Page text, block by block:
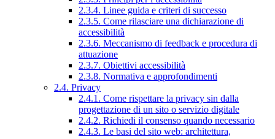
2.3.4. Linee guida e criteri di successo
2.3.5. Come rilasciare una dichiarazione di
accessibilità
2.3.6. Meccanismo di feedback e procedura di
attuazione
2.3.7. Obiettivi accessibilità
2.3.8. Normativa e approfondimenti
2.4. Privacy
2.4.1. Come rispettare la privacy sin dalla
progettazione di un sito o servizio digitale
2.4.2. Richiedi il consenso quando necessario
2.4.3. Le basi del sito web: architettura,